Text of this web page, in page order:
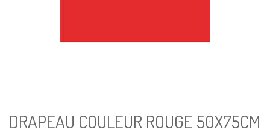
DRAPEAU COULEUR ROUGE 50X75CM